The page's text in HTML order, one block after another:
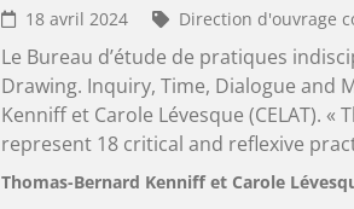
18 avril 2024 Direction d'ouvrage
Le Bureau d’étude de pratiques
Drawing. Inquiry, Time, Dialogue and
Kenniff et Carole Lévesque (CELAT).
represent 18 critical and reflexive
Thomas-Bernard Kenniff et Carole